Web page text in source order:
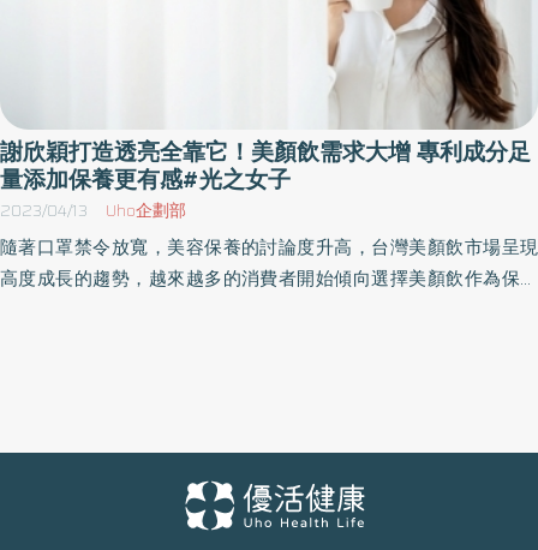
謝欣穎打造透亮全靠它！美顏飲需求大增 專利成分足
量添加保養更有感#光之女子
2023/04/13 Uho企劃部
隨著口罩禁令放寬，美容保養的討論度升高，台灣美顏飲市場呈現
高度成長的趨勢，越來越多的消費者開始傾向選擇美顏飲作為保養
品牌璦研司打破削價紅海 添加專利成份不手軟 現代人的生活節奏
快，常常忙碌於工作和生活之間，沒有時間進行繁複的美容保養。